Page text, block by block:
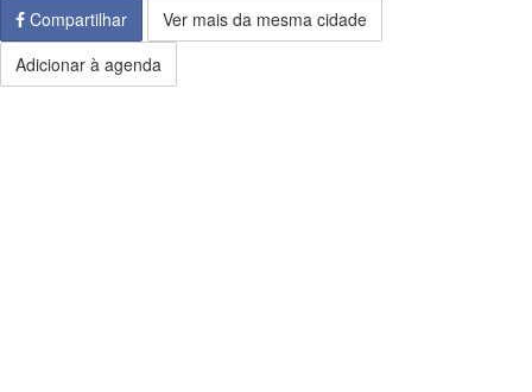
Compartilhar
Ver mais da mesma cidade
Adicionar à agenda